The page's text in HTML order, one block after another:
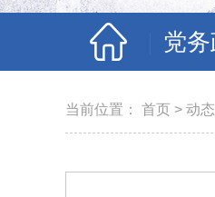
党
当前位置： 首页 > 动